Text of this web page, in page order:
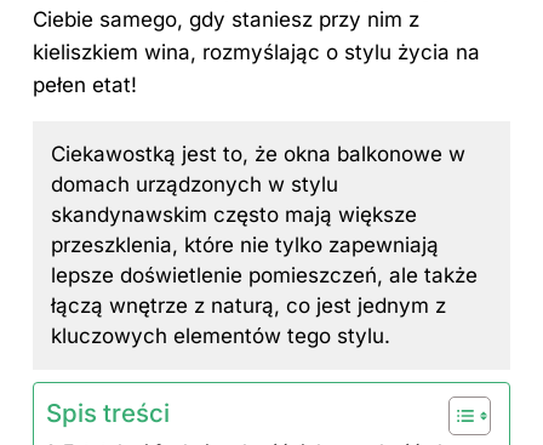
Ciebie samego, gdy staniesz przy nim z
kieliszkiem wina, rozmyślając o stylu życia na
pełen etat!
Ciekawostką jest to, że okna balkonowe w
domach urządzonych w stylu
skandynawskim często mają większe
przeszklenia, które nie tylko zapewniają
lepsze doświetlenie pomieszczeń, ale także
łączą wnętrze z naturą, co jest jednym z
kluczowych elementów tego stylu.
Spis treści